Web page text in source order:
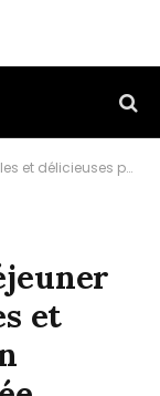
Gâteau cake petit déjeuner sain : Recettes faciles et délicieuses pour bien commencer la journée
et